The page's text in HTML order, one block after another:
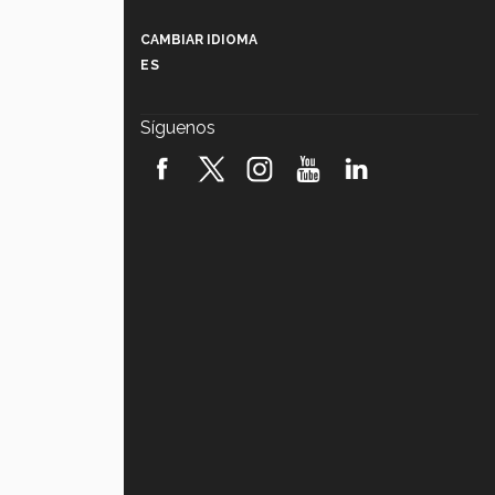
robótica FIRST 2026! (video)
CAMBIAR IDIOMA
ES
Síguenos